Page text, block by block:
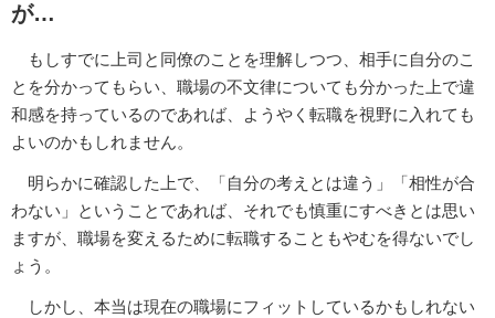
が…
もしすでに上司と同僚のことを理解しつつ、相手に自分のこ
とを分かってもらい、職場の不文律についても分かった上で違
和感を持っているのであれば、ようやく転職を視野に入れても
よいのかもしれません。
明らかに確認した上で、「自分の考えとは違う」「相性が合
わない」ということであれば、それでも慎重にすべきとは思い
ますが、職場を変えるために転職することもやむを得ないでし
ょう。
しかし、本当は現在の職場にフィットしているかもしれない